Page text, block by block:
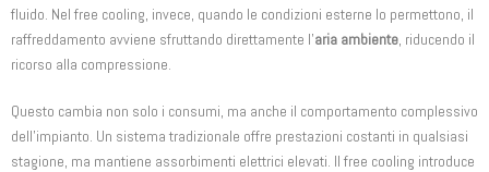
fluido. Nel free cooling, invece, quando le condizioni esterne lo permettono, il
raffreddamento avviene sfruttando direttamente l’aria ambiente, riducendo il
ricorso alla compressione.
Questo cambia non solo i consumi, ma anche il comportamento complessivo
dell’impianto. Un sistema tradizionale offre prestazioni costanti in qualsiasi
stagione, ma mantiene assorbimenti elettrici elevati. Il free cooling introduce